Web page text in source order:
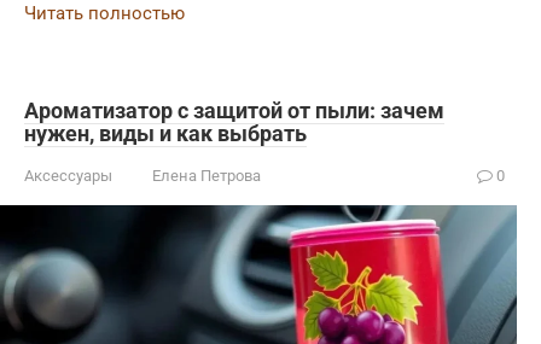
Читать полностью
Ароматизатор с защитой от пыли: зачем
нужен, виды и как выбрать
Аксессуары Елена Петрова 0